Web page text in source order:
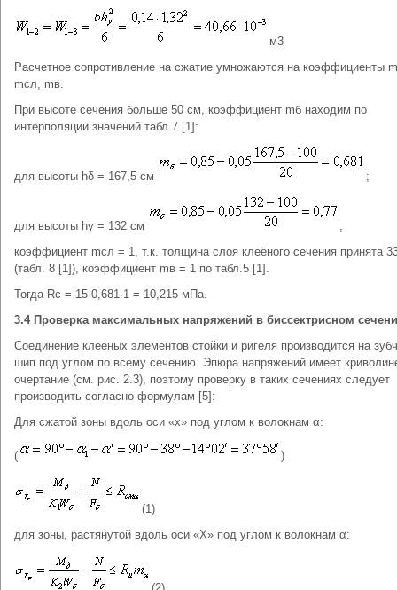
м3
Расчетное сопротивление на сжатие умножаются на коэффициенты
mсл, mв.
При высоте сечения больше 50 см, коэффициент mб находим по
интерполяции значений табл.7 [1]:
для высоты hδ = 167,5 см ;
для высоты hу = 132 см
,
коэффициент mсл = 1, т.к. толщина слоя клеёного сечения принята
(табл. 8 [1]), коэффициент mв = 1 по табл.5 [1].
Тогда Rс = 15·0,681·1 = 10,215 мПа.
3.4 Проверка максимальных напряжений в биссектрисном
Соединение клееных элементов стойки и ригеля производится на
шип под углом по всему сечению. Эпюра напряжений имеет
очертание (см. рис. 2.3), поэтому проверку в таких сечениях следует
производить согласно формулам [5]:
Для сжатой зоны вдоль оси «х» под углом к волокнам α:
( )
(1)
для зоны, растянутой вдоль оси «X» под углом к волокнам α: